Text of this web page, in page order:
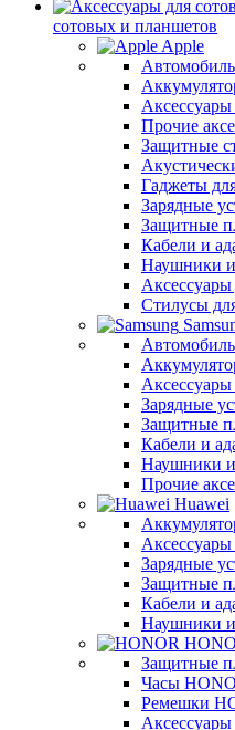
сотовых и планшетов
Apple
Прочие
Защитные
Гаджеты
Зарядные
Защитные
Кабели и
Наушники и
Стилусы
Аксессуары
Зарядные
Защитные
Кабели и
Наушники и
Прочие
Huawei
Зарядные
Защитные
Кабели и
Наушники и
Защитные
Часы
Ремешки